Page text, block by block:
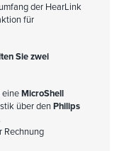
der HearLink
für
Sie zwei
eineMicroShell
über denPhilips
Rechnung